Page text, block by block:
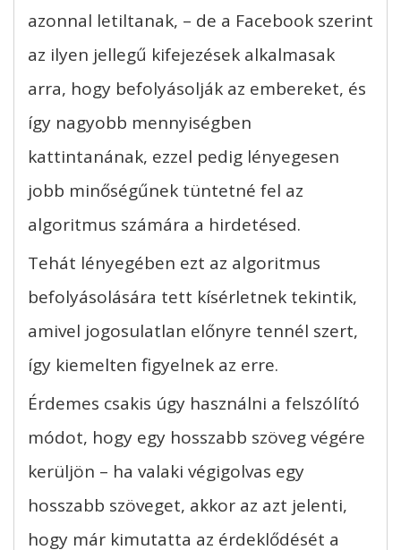
azonnal letiltanak, – de a Facebook szerint
az ilyen jellegű kifejezések alkalmasak
arra, hogy befolyásolják az embereket, és
így nagyobb mennyiségben
kattintanának, ezzel pedig lényegesen
jobb minőségűnek tüntetné fel az
algoritmus számára a hirdetésed.
Tehát lényegében ezt az algoritmus
befolyásolására tett kísérletnek tekintik,
amivel jogosulatlan előnyre tennél szert,
így kiemelten figyelnek az erre.
Érdemes csakis úgy használni a felszólító
módot, hogy egy hosszabb szöveg végére
kerüljön – ha valaki végigolvas egy
hosszabb szöveget, akkor az azt jelenti,
hogy már kimutatta az érdeklődését a